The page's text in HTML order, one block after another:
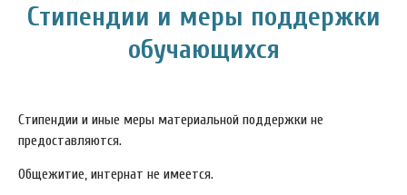
Стипендии и меры поддержки
обучающихся
Стипендии и иные меры материальной поддержки не
предоставляются.
Общежитие, интернат не имеется.